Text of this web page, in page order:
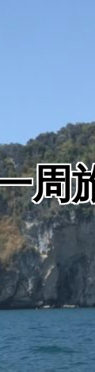
周